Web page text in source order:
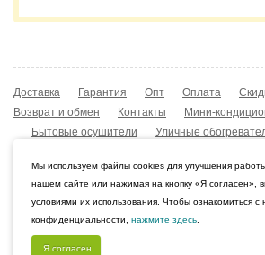
Доставка Гарантия Опт Оплата
Возврат и обмен
Контакты
Мини-
Бытовые осушители
Уличные
Охладители воздуха
Конвекторы NOBO
© 2009–2026 Интернет-магазин «Мистер
Воронеж, Воронежская область
Мы используем файлы cookies для улучшения
нашем сайте или нажимая на кнопку «Я согласен»,
условиями их использования. Чтобы ознакомиться
конфиденциальности, нажмите здесь
Я согласен